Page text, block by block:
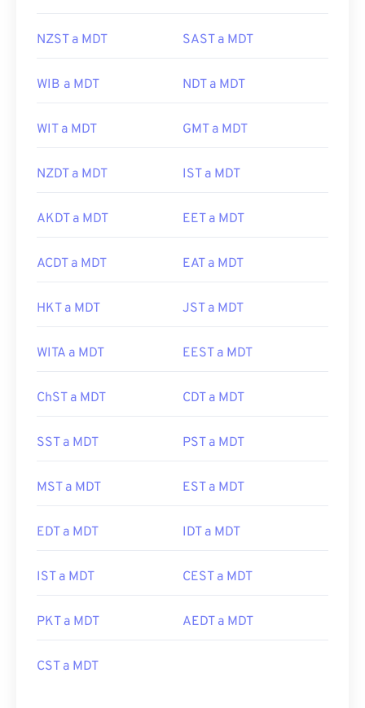
NZST a MDT SAST a MDT
WIB a MDT NDT a MDT
WIT a MDT GMT a MDT
NZDT a MDT IST a MDT
AKDT a MDT EET a MDT
ACDT a MDT EAT a MDT
HKT a MDT JST a MDT
WITA a MDT EEST a MDT
ChST a MDT CDT a MDT
SST a MDT PST a MDT
MST a MDT EST a MDT
EDT a MDT IDT a MDT
IST a MDT CEST a MDT
PKT a MDT AEDT a MDT
CST a MDT